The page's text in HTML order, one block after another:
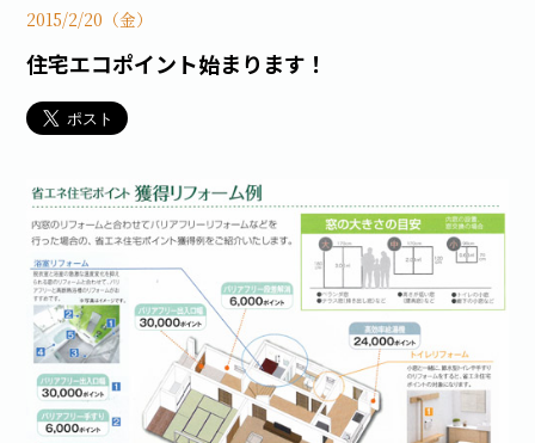
コンセプト
ブログ
会社案内
お問い合わせ·資料請求
2015/2/20（金）
住宅エコポイント始まります！